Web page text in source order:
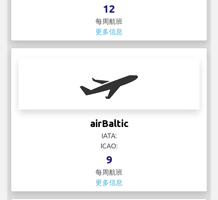
12
每周航班
更多信息
airBaltic
IATA:
ICAO:
9
每周航班
更多信息